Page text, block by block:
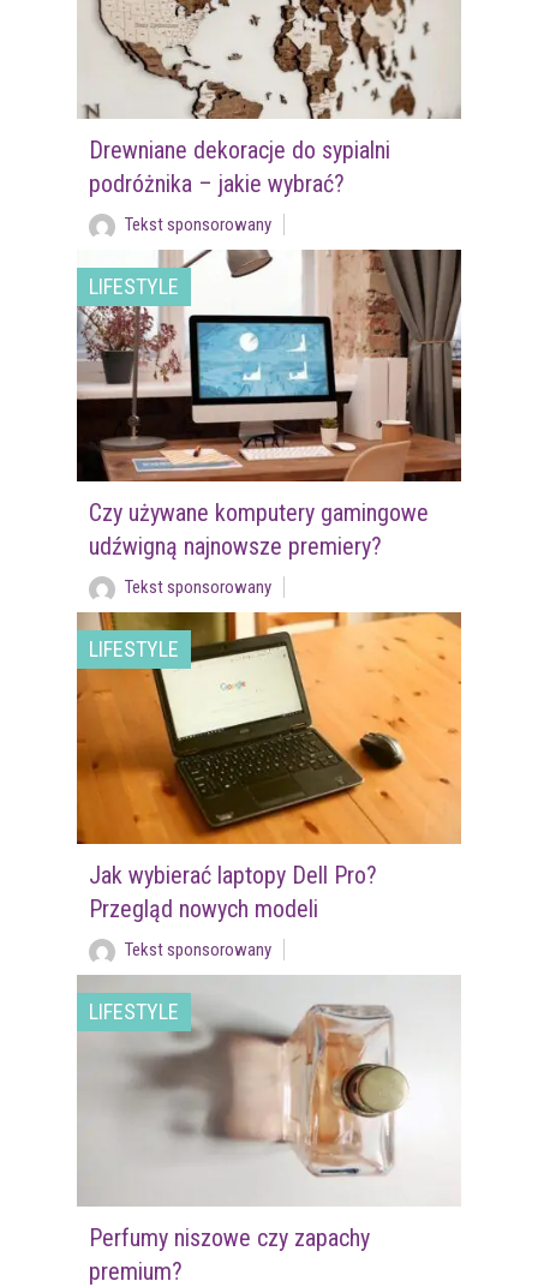
Drewniane dekoracje do sypialni
podróżnika – jakie wybrać?
Tekst sponsorowany
LIFESTYLE
Czy używane komputery gamingowe
udźwigną najnowsze premiery?
Tekst sponsorowany
LIFESTYLE
Jak wybierać laptopy Dell Pro?
Przegląd nowych modeli
Tekst sponsorowany
LIFESTYLE
Perfumy niszowe czy zapachy
premium?